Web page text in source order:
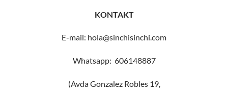
KONTAKT
E-mail: hola@sinchisinchi.com
Whatsapp: 606148887
(Avda Gonzalez Robles 19,